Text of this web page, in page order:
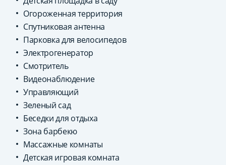
Огороженная территория
Спутниковая антенна
Парковка для велосипедов
Электрогенератор
Смотритель
Видеонаблюдение
Управляющий
Зеленый сад
Беседки для отдыха
Зона барбекю
Массажные комнаты
Детская игровая комната